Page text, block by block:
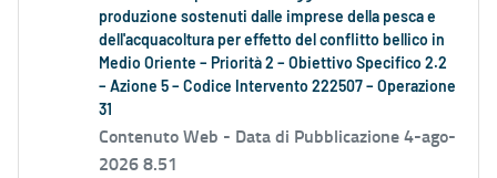
produzione sostenuti dalle imprese della pesca e
dell'acquacoltura per effetto del conflitto bellico in
Medio Oriente – Priorità 2 – Obiettivo Specifico 2.2
– Azione 5 – Codice Intervento 222507 – Operazione
31
Contenuto Web - Data di Pubblicazione 4-ago-
2026 8.51